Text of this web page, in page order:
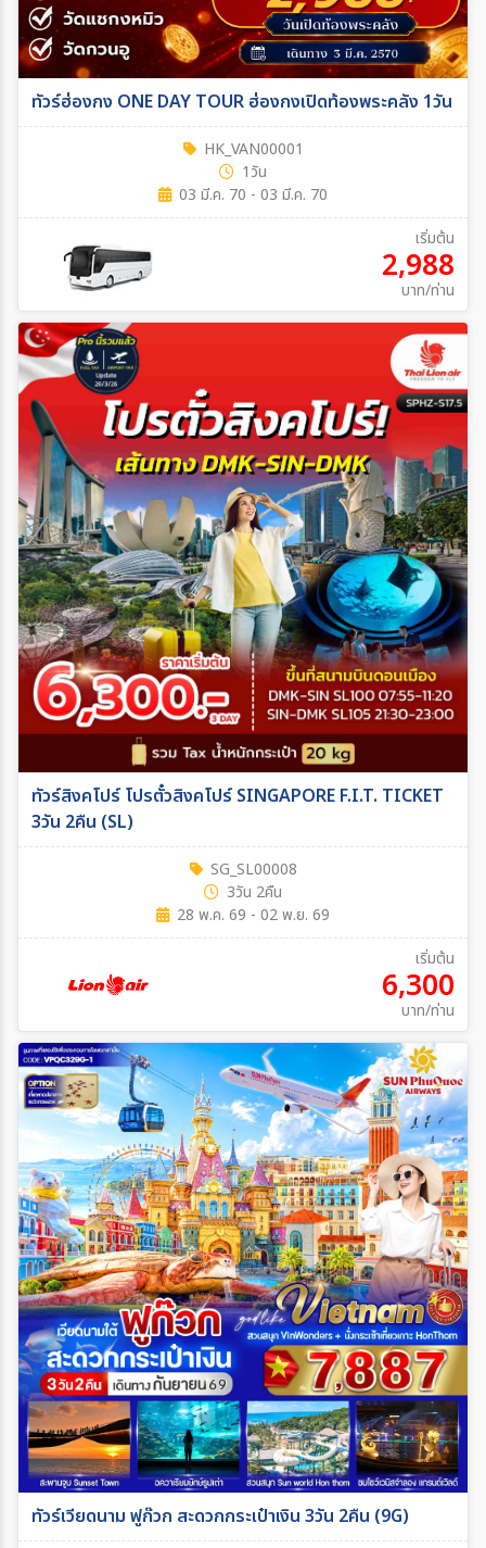
ทัวร์ฮ่องกง ONE DAY TOUR ฮ่องกงเปิดท้องพระคลัง 1วัน
HK_VAN00001
1วัน
03 มี.ค. 70 - 03 มี.ค. 70
เริ่มต้น
2,988
บาท/ท่าน
ทัวร์สิงคโปร์ โปรตั๋วสิงคโปร์ SINGAPORE F.I.T. TICKET
3วัน 2คืน (SL)
SG_SL00008
3วัน 2คืน
28 พ.ค. 69 - 02 พ.ย. 69
เริ่มต้น
6,300
บาท/ท่าน
ทัวร์เวียดนาม ฟูก๊วก สะดวกกระเป๋าเงิน 3วัน 2คืน (9G)